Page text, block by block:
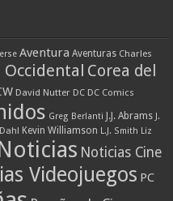
Aventura Aventuras Charles
Occidental Corea del
David Nutter DC DC Comics
Greg Berlanti J.J. Abrams J.
Kevin Williamson L.J. Smith Liz
Noticias Cine
Videojuegos PC